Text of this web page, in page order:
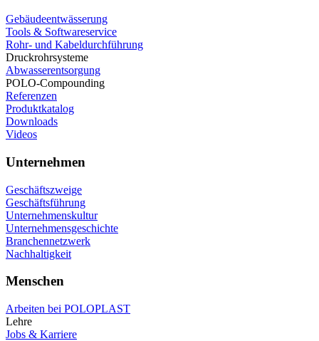
Gebäudeentwässerung
Tools & Softwareservice
Rohr- und Kabeldurchführung
Druckrohrsysteme
Abwasserentsorgung
POLO-Compounding
Referenzen
Produktkatalog
Downloads
Videos
Unternehmen
Geschäftszweige
Geschäftsführung
Unternehmenskultur
Unternehmensgeschichte
Branchennetzwerk
Nachhaltigkeit
Menschen
Arbeiten bei POLOPLAST
Lehre
Jobs & Karriere